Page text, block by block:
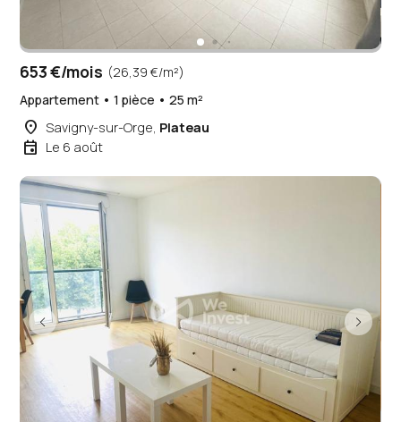
653 €/mois (26,39 €/m²)
Appartement • 1 pièce • 25 m²
place Savigny-sur-Orge, Plateau
event Le 6 août